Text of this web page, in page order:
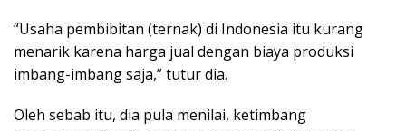
“Usaha pembibitan (ternak) di Indonesia itu kurang
menarik karena harga jual dengan biaya produksi
imbang-imbang saja,” tutur dia.
Oleh sebab itu, dia pula menilai, ketimbang